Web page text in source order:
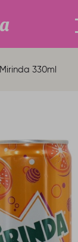
Mirinda 330ml